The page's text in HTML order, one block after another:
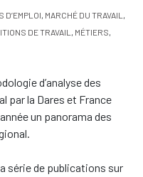
D’EMPLOI, MARCHÉ DU TRAVAIL ,
DE TRAVAIL , MÉTIERS,
d’analyse des
par la Dares et France
un panorama des
série de publications sur